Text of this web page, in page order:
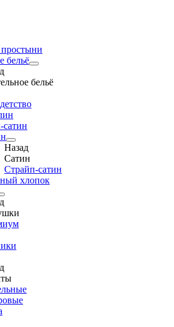
бельё
бельё
сатин
Назад
Сатин
Страйп-сатин
хлопок